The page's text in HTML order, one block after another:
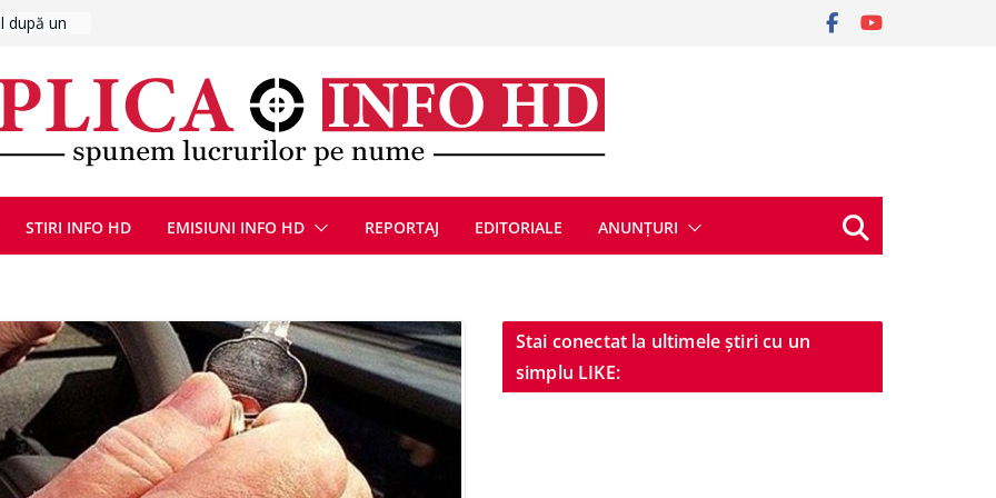
reunite
la cea de-
de
înSTIRI INFO HD EMISIUNI INFO HD REPORTAJ EDITORIALE ANUNȚURI
Stai conectat la ultimele știri cu un
simplu LIKE: